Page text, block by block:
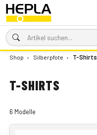
Shop › Silberpfote › T-Shirts
T-SHIRTS
6 Modelle